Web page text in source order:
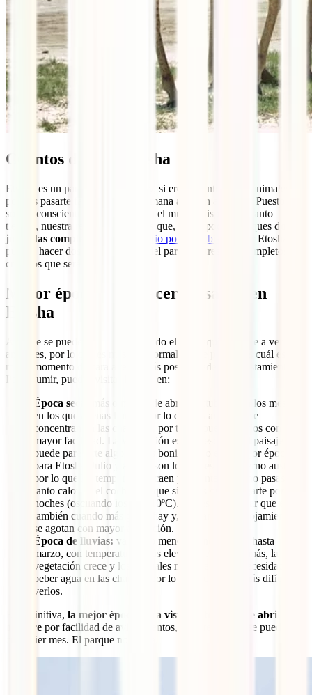
Cuántos días en Etosha
Etosha es un parque grandísimo y, si eres amante de los animales,
podrías pasarte fácilmente una semana aquí sin aburrirte. Puesto que
somos conscientes de que no todo el mundo dispone de tanto
tiempo, nuestra recomendación es que, como poco, dediques dos
jornadas completas
itinerario por Namibia
a visitar Etosha. Si
puedes hacer dos noches dentro del parque y tres días completos,
creemos que será mucho mejor.
Mejor época para hacer un safari en
Etosha
Aunque se puede visitar Etosha todo el año, aquí se viene a ver
animales, por lo que es más que normal que te preguntes cuál es el
mejor momento de cara a tener más posibilidades de avistamientos.
Por resumir, puedes visitar Etosha en:
Época seca:
más o menos de abril a octubre. Son los meses
en los que apenas llueve, por lo que los animales se
concentran en las charcas y, por tanto, puedes verlos con
mayor facilidad. La vegetación es más escasa y el paisaje
puede parecerte algo menos bonito, pero es la mejor época
para Etosha. Julio y agosto son los meses de invierno austral,
por lo que las temperaturas caen y durante el día no pasas
tanto calor en el coche, aunque sí tienes que abrigarte por las
noches (oscilando los 5ºC-10ºC). Debes considerar que es
también cuando más gente hay y, por tanto, los alojamientos
se agotan con mayor antelación.
Época de lluvias: va más o menos de noviembre hasta
marzo, con temperaturas más elevadas. Al llover más, la
vegetación crece y los animales no tienen tanta necesidad de
beber agua en las charcas, por lo que puede ser más difícil
verlos.
En definitiva, la mejor época para visitar Etosha es de abril a
octubre por facilidad de avistamientos, pero realmente se puede ir
cualquier mes. El parque no cierra.